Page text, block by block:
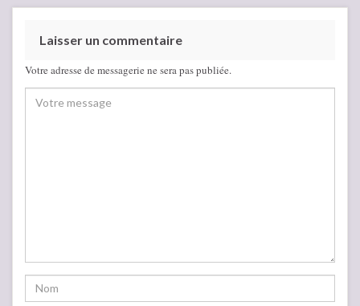
Laisser un commentaire
Votre adresse de messagerie ne sera pas publiée.